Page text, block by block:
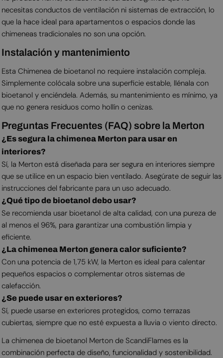
necesitas conductos de ventilación ni sistemas de extracción, lo
que la hace ideal para apartamentos o espacios donde las
chimeneas tradicionales no son una opción.
Instalación y mantenimiento
Esta Chimenea de bioetanol no requiere instalación compleja.
Simplemente colócala sobre una superficie estable, llénala con
bioetanol y enciéndela. Además, su mantenimiento es mínimo, ya
que no genera residuos como hollín o cenizas.
Preguntas Frecuentes (FAQ) sobre la Merton
¿Es segura la chimenea Merton para usar en
interiores?
Sí, la Merton está diseñada para ser segura en interiores siempre
que se utilice en un espacio bien ventilado. Asegúrate de seguir las
instrucciones del fabricante para un uso adecuado.
¿Qué tipo de bioetanol debo usar?
Se recomienda usar bioetanol de alta calidad, con una pureza de
al menos el 96%, para garantizar una combustión limpia y
eficiente.
¿La chimenea Merton genera calor suficiente?
Con una potencia de 1,75 kW, la Merton es ideal para calentar
pequeños espacios o complementar otros sistemas de
calefacción.
¿Se puede usar en exteriores?
Sí, puede usarse en exteriores protegidos, como terrazas
cubiertas, siempre que no esté expuesta a lluvia o viento directo.
La chimenea de bioetanol Merton de ScandiFlames es la
combinación perfecta de diseño, funcionalidad y sostenibilidad.